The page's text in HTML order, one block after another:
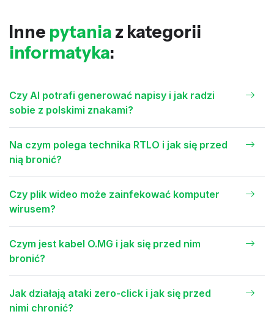
Inne pytania z kategorii
informatyka:
Czy AI potrafi generować napisy i jak radzi
sobie z polskimi znakami?
Na czym polega technika RTLO i jak się przed
nią bronić?
Czy plik wideo może zainfekować komputer
wirusem?
Czym jest kabel O.MG i jak się przed nim
bronić?
Jak działają ataki zero-click i jak się przed
nimi chronić?